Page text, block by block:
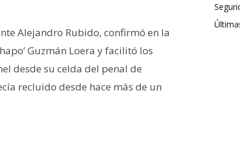
Alejandro Rubido, confirmó en la
Guzmán Loera y facilitó los
desde su celda del penal de
recluido desde hace más de un